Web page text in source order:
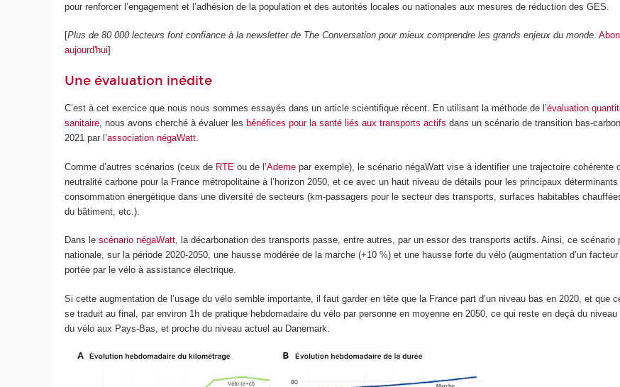
pour renforcer l’engagement et l’adhésion de la population et des autorités locales ou nationales aux mesures de réduction des GES.
[Plus de 80 000 lecteurs font confiance à la newsletter de The Conversation pour mieux comprendre les grands enjeux du monde.
aujourd'hui]
Une évaluation inédite
C’est à cet exercice que nous nous sommes essayés dans un article scientifique récent. En utilisant la méthode de l’évaluation
sanitaire, nous avons cherché à évaluer les bénéfices pour la santé liés aux transports actifs dans un scénario de transition bas-
2021 par l’association négaWatt.
Comme d’autres scénarios (ceux de RTE ou del’Ademe par exemple), le scénario négaWatt vise à identifier une trajectoire cohérente
neutralité carbone pour la France métropolitaine à l’horizon 2050, et ce avec un haut niveau de détails pour les principaux
consommation énergétique dans une diversité de secteurs (km-passagers pour le secteur des transports, surfaces habitables
du bâtiment, etc.).
Dans lescénario négaWatt, la décarbonation des transports passe, entre autres, par un essor des transports actifs. Ainsi, ce scénario
nationale, sur la période 2020-2050, une hausse modérée de la marche (+10 %) et une hausse forte du vélo (augmentation d’un
portée par le vélo à assistance électrique.
Si cette augmentation de l’usage du vélo semble importante, il faut garder en tête que la France part d’un niveau bas en 2020, et que
se traduit au final, par environ 1h de pratique hebdomadaire du vélo par personne en moyenne en 2050, ce qui reste en deçà du niveau
du vélo aux Pays-Bas, et proche du niveau actuel au Danemark.